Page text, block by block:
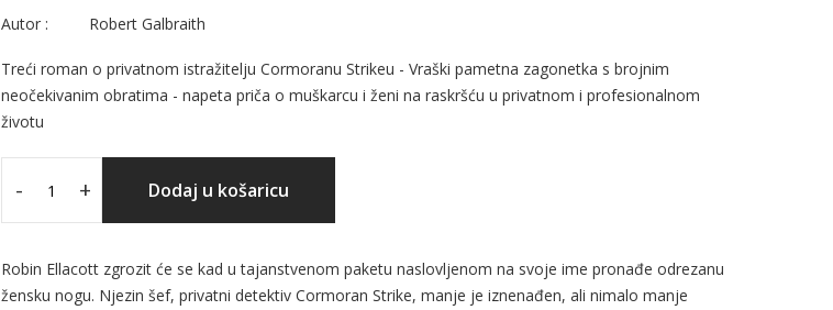
Autor :
Robert Galbraith
Treći roman o privatnom istražitelju Cormoranu Strikeu - Vraški pametna zagonetka s brojnim
neočekivanim obratima - napeta priča o muškarcu i ženi na raskršću u privatnom i profesionalnom
životu
- + Dodaj u košaricu
Robin Ellacott zgrozit će se kad u tajanstvenom paketu naslovljenom na svoje ime pronađe odrezanu
žensku nogu. Njezin šef, privatni detektiv Cormoran Strike, manje je iznenađen, ali nimalo manje